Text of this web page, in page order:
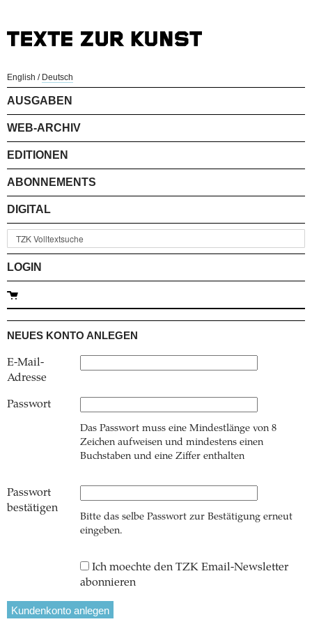
English / Deutsch
AUSGABEN
WEB-ARCHIV
EDITIONEN
ABONNEMENTS
DIGITAL
LOGIN
NEUES KONTO ANLEGEN
E-Mail-
Adresse
Passwort
Das Passwort muss eine Mindestlänge von 8
Zeichen aufweisen und mindestens einen
Buchstaben und eine Ziffer enthalten
Passwort
bestätigen
Bitte das selbe Passwort zur Bestätigung erneut
eingeben.
Ich moechte den TZK Email-Newsletter
abonnieren